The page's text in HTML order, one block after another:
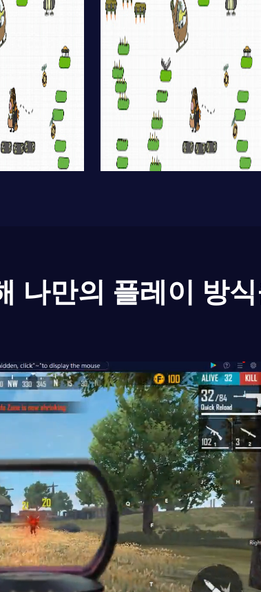
나만의 플레이 방